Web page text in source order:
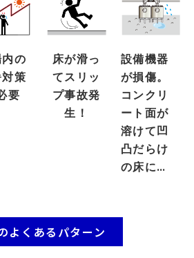
の
策
要
床が滑っ
てスリッ
プ事故発
生！
設備機器
が損傷。
コンクリ
ート面が
溶けて凹
凸だらけ
の床に…
よくあるパターン